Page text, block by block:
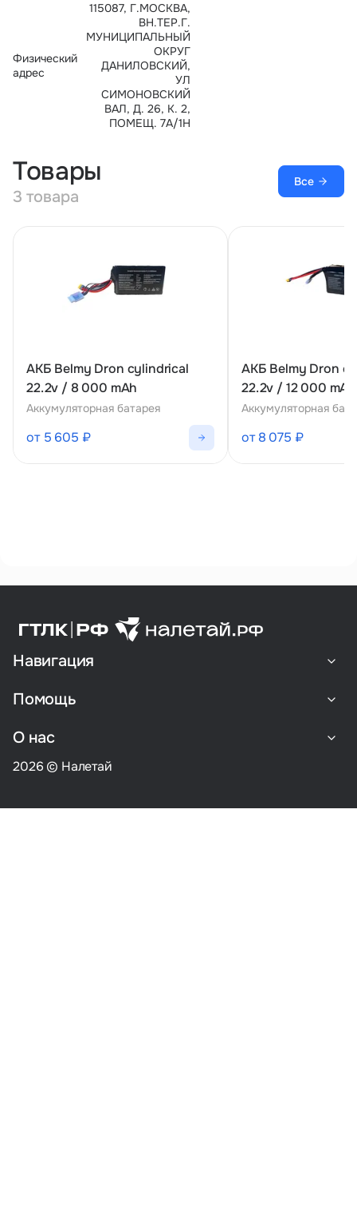
Физический
адрес
115087, Г.МОСКВА,
ВН.ТЕР.Г.
МУНИЦИПАЛЬНЫЙ
ОКРУГ
ДАНИЛОВСКИЙ,
УЛ
СИМОНОВСКИЙ
ВАЛ, Д. 26, К. 2,
ПОМЕЩ. 7А/1Н
Товары
3 товара
Все
АКБ Belmy Dron cylindrical
22.2v / 8 000 mAh
Аккумуляторная батарея
от 5 605 ₽
АКБ Belmy Dron
22.2v / 12 000 mAh
Аккумуляторная
от 8 075 ₽
Навигация
Помощь
О нас
2026 © Налетай